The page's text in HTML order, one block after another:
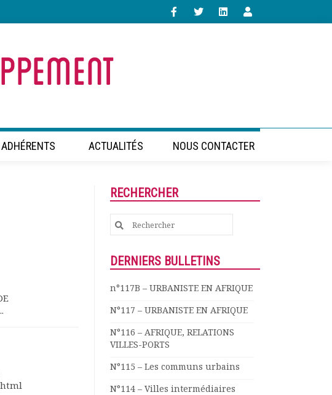
ACTUALITÉS NOUS CONTACTER
RECHERCHER
Search
for:
DERNIERS BULLETINS
n°117B – URBANISTE EN AFRIQUE
N°117 – URBANISTE EN AFRIQUE
N°116 – AFRIQUE, RELATIONS
VILLES-PORTS
N°115 – Les communs urbains
N°114 – Villes intermédiaires